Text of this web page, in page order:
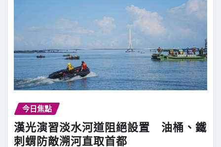
今日焦點
漢光演習淡水河道阻絕設置 油桶、鐵
刺蝟防敵溯河直取首都